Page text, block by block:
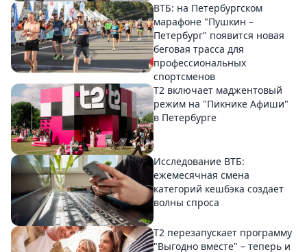
ВТБ: на Петербургском
марафоне "Пушкин –
Петербург" появится новая
беговая трасса для
профессиональных
спортсменов
Т2 включает маджентовый
режим на "Пикнике Афиши"
в Петербурге
Исследование ВТБ:
ежемесячная смена
категорий кешбэка создает
волны спроса
Т2 перезапускает программу
"Выгодно вместе" – теперь и